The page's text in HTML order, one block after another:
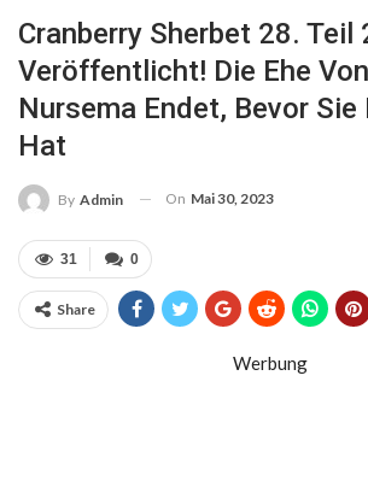
Cranberry Sherbet 28. Teil
Veröffentlicht! Die Ehe
Nursema Endet, Bevor Sie
Hat
By Admin On Mai 30, 2023
0
31
Share
Werbung